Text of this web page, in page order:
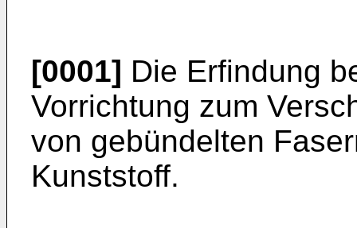
[0001] Die Erfindung
Vorrichtung zum
von gebündelten
Kunststoff.